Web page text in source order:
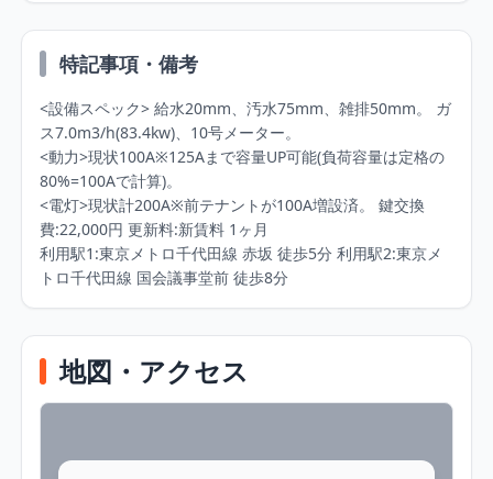
特記事項・備考
<設備スペック> 給水20mm、汚水75mm、雑排50mm。 ガ
ス7.0m3/h(83.4kw)、10号メーター。
<動力>現状100A※125Aまで容量UP可能(負荷容量は定格の
80%=100Aで計算)。
<電灯>現状計200A※前テナントが100A増設済。 鍵交換
費:22,000円 更新料:新賃料 1ヶ月
利用駅1:東京メトロ千代田線 赤坂 徒歩5分 利用駅2:東京メ
トロ千代田線 国会議事堂前 徒歩8分
地図・アクセス